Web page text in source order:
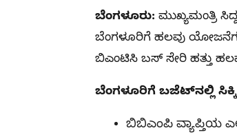
ಬೆಂಗಳೂರು: ಮುಖ್ಯಮಂತ್ರಿ
ಬೆಂಗಳೂರಿಗೆ ಹಲವು
ಬಿಎಂಟಿಸಿ ಬಸ್‌ ಸೇರಿ ಹತ್ತು
ಬೆಂಗಳೂರಿಗೆ ಬಜೆಟ್​ನಲ್ಲಿ
ಬಿಬಿಎಂಪಿ ವ್ಯಾಪ್ತಿಯ